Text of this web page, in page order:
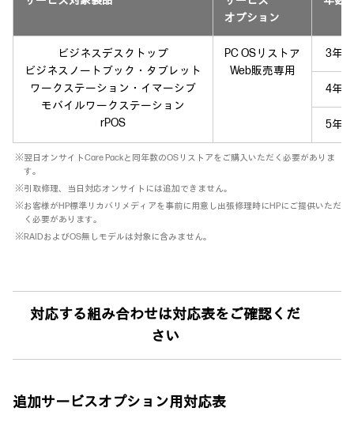
オプション
ビジネスデスクトップ
ビジネスノートブック・タブレット
ワークステーション・イマーシブ
モバイルワークステーション
rPOS
PC OSリストア
Web販売専用
3年
4年
5年
※翌日オンサイトCare Packと同年数のOSリストアをご購入いただく必要がありま
す。
※引取修理、当日対応オンサイトには追加できません。
※お客様がHP標準リカバリメディアを事前に用意し出張修理時にHPにご提供いただ
く必要があります。
※RAIDおよびOS無しモデルは対象に含みません。
対応する組み合わせは対応表をご確認くだ
さい
追加サービスオプション用対応表